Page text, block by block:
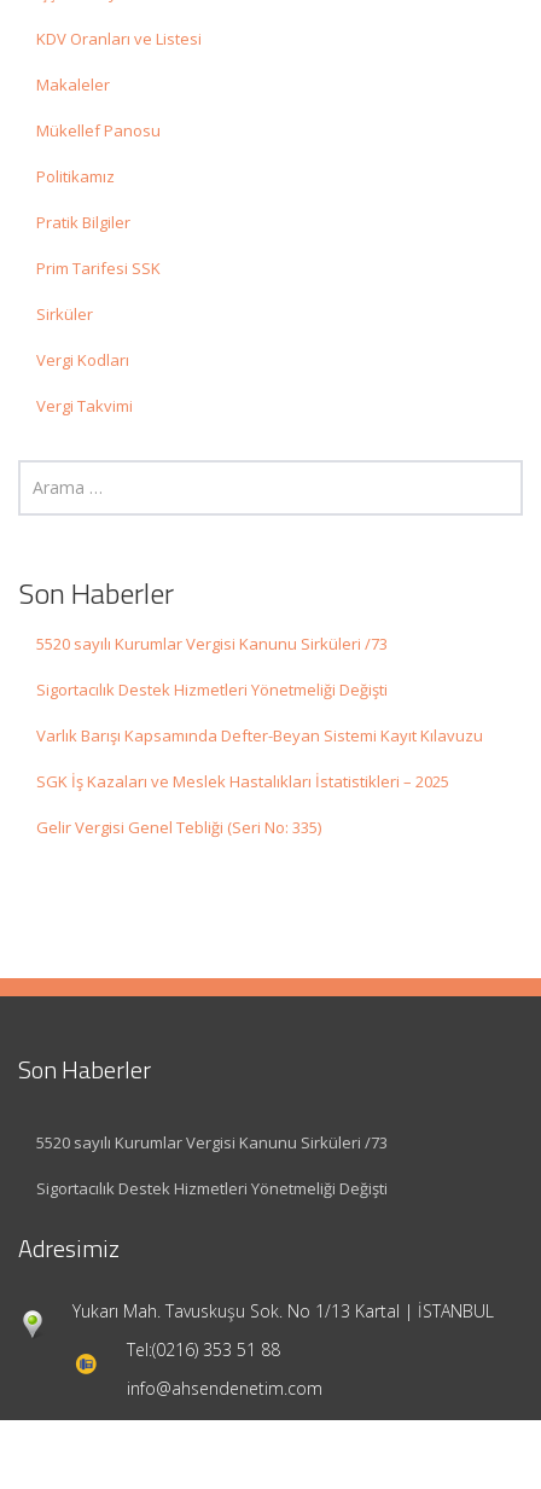
KDV Oranları ve Listesi
Makaleler
Mükellef Panosu
Politikamız
Pratik Bilgiler
Prim Tarifesi SSK
Sirküler
Vergi Kodları
Vergi Takvimi
Son Haberler
5520 sayılı Kurumlar Vergisi Kanunu Sirküleri /73
Sigortacılık Destek Hizmetleri Yönetmeliği Değişti
Varlık Barışı Kapsamında Defter-Beyan Sistemi Kayıt Kılavuzu
SGK İş Kazaları ve Meslek Hastalıkları İstatistikleri – 2025
Gelir Vergisi Genel Tebliği (Seri No: 335)
Son Haberler
5520 sayılı Kurumlar Vergisi Kanunu Sirküleri /73
Sigortacılık Destek Hizmetleri Yönetmeliği Değişti
Adresimiz
Yukarı Mah. Tavuskuşu Sok. No 1/13 Kartal | İSTANBUL
Tel:(0216) 353 51 88
info@ahsendenetim.com